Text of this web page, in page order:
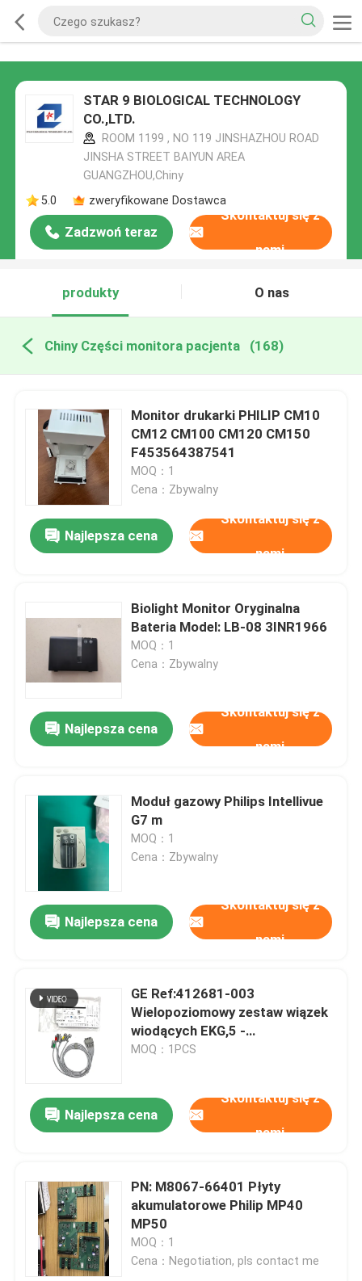
STAR 9 BIOLOGICAL TECHNOLOGY
CO.,LTD.
ROOM 1199 , NO 119 JINSHAZHOU ROAD
JINSHA STREET BAIYUN AREA
GUANGZHOU,Chiny
5.0
zweryfikowane Dostawca
Zadzwoń teraz
Skontaktuj się z
nami
produkty O nas
Chiny Części monitora pacjenta (168)
Monitor drukarki PHILIP CM10
CM12 CM100 CM120 CM150
F453564387541
MOQ：1
Cena：Zbywalny
Najlepsza cena
Skontaktuj się z
nami
Biolight Monitor Oryginalna
Bateria Model: LB-08 3INR1966
MOQ：1
Cena：Zbywalny
Najlepsza cena
Skontaktuj się z
nami
Moduł gazowy Philips Intellivue
G7 m
MOQ：1
Cena：Zbywalny
Najlepsza cena
Skontaktuj się z
nami
GE Ref:412681-003
Wielopoziomowy zestaw wiązek
wiodących EKG,5 -
Lead,Grabber,IEC 74 CM /29 IN
MOQ：1PCS
Najlepsza cena
Skontaktuj się z
nami
PN: M8067-66401 Płyty
akumulatorowe Philip MP40
MP50
MOQ：1
Cena：Negotiation, pls contact me